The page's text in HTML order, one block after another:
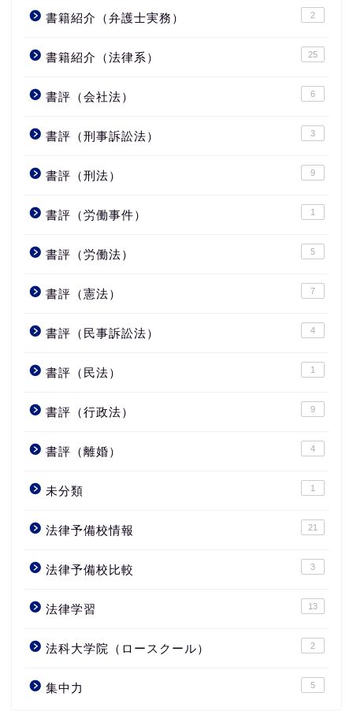
書籍紹介（弁護士実務） 2
書籍紹介（法律系） 25
書評（会社法） 6
書評（刑事訴訟法） 3
書評（刑法） 9
書評（労働事件） 1
書評（労働法） 5
書評（憲法） 7
書評（民事訴訟法） 4
書評（民法） 1
書評（行政法） 9
書評（離婚） 4
未分類 1
法律予備校情報 21
法律予備校比較 3
法律学習 13
法科大学院（ロースクール） 2
集中力 5